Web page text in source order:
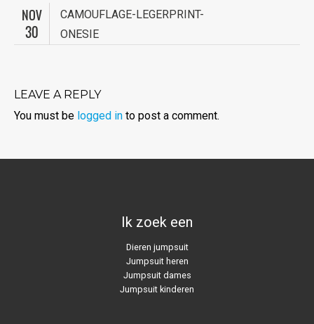
NOV
30
CAMOUFLAGE-LEGERPRINT-
ONESIE
LEAVE A REPLY
You must be logged in to post a comment.
Ik zoek een
Dieren jumpsuit
Jumpsuit heren
Jumpsuit dames
Jumpsuit kinderen